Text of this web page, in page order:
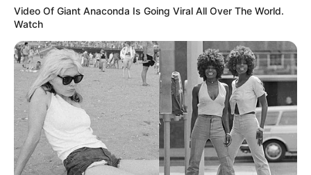
Video Of Giant Anaconda Is Going Viral All Over The World.
Watch